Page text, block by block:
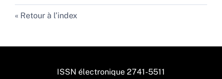
Retour à l’index
ISSN électronique 2741-5511